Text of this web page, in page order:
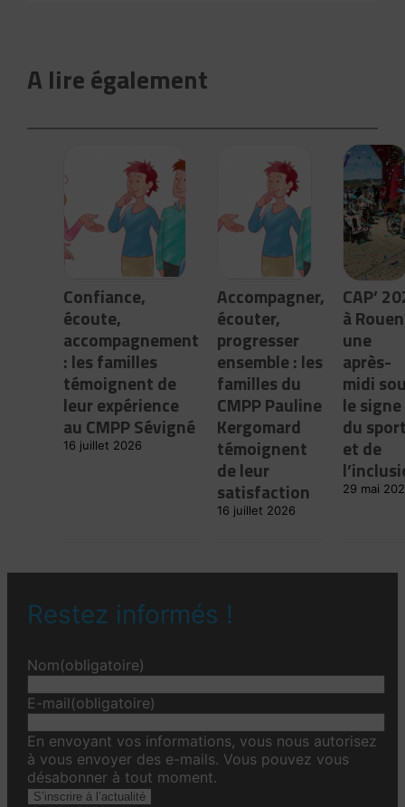
A lire également
Confiance,
écoute,
accompagnement
: les familles
témoignent de
leur expérience
au CMPP Sévigné
16 juillet 2026
Accompagner,
écouter,
progresser
ensemble : les
familles du
CMPP Pauline
Kergomard
témoignent
de leur
satisfaction
16 juillet 2026
CAP’
à
une
après-
midi
le signe
du
et de
29 mai
Restez informés !
Nom(obligatoire)
E-mail(obligatoire)
En envoyant vos informations, vous nous autorisez
à vous envoyer des e-mails. Vous pouvez vous
désabonner à tout moment.
S’inscrire à l’actualité